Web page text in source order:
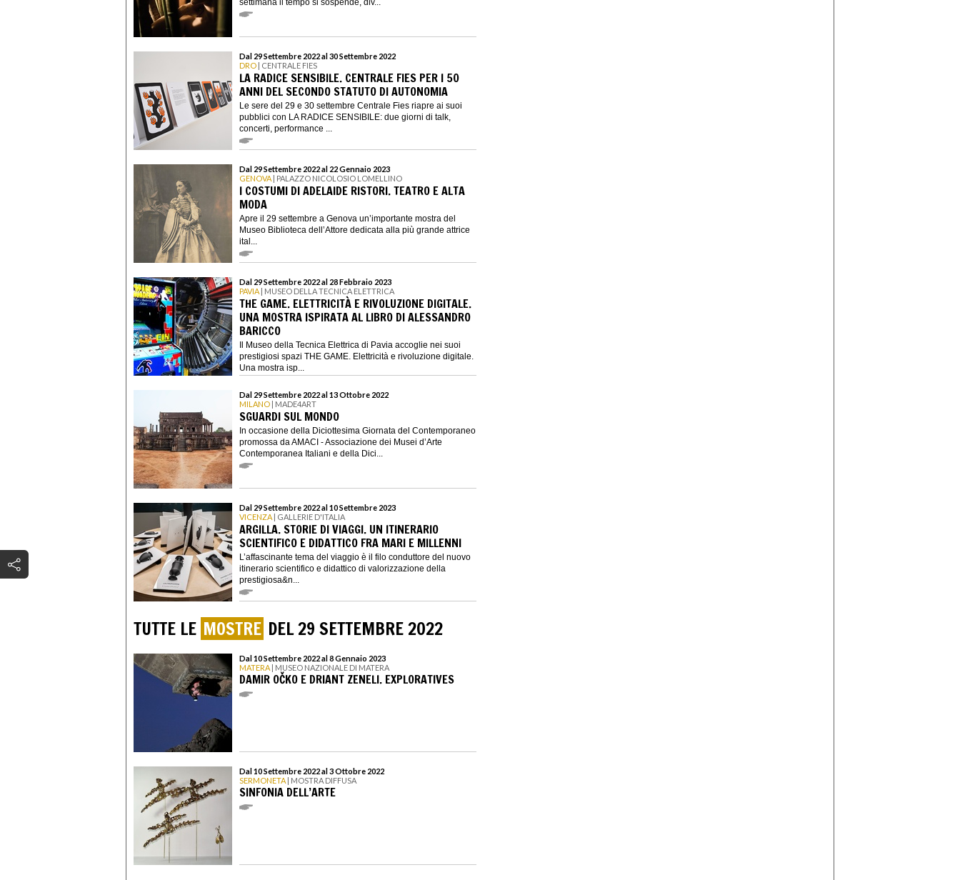
Dal 29 Settembre 2022 al 30 Settembre 2022
DRO | CENTRALE FIES
LA RADICE SENSIBILE. CENTRALE FIES PER I 50
ANNI DEL SECONDO STATUTO DI AUTONOMIA
Le sere del 29 e 30 settembre Centrale Fies riapre ai suoi
pubblici con LA RADICE SENSIBILE: due giorni di talk,
concerti, performance ...
Dal 29 Settembre 2022 al 22 Gennaio 2023
GENOVA | PALAZZO NICOLOSIO LOMELLINO
I COSTUMI DI ADELAIDE RISTORI. TEATRO E ALTA
MODA
Apre il 29 settembre a Genova un’importante mostra del
Museo Biblioteca dell’Attore dedicata alla più grande attrice
ital...
Dal 29 Settembre 2022 al 28 Febbraio 2023
PAVIA | MUSEO DELLA TECNICA ELETTRICA
THE GAME. ELETTRICITÀ E RIVOLUZIONE DIGITALE.
UNA MOSTRA ISPIRATA AL LIBRO DI ALESSANDRO
BARICCO
Il Museo della Tecnica Elettrica di Pavia accoglie nei suoi
prestigiosi spazi THE GAME. Elettricità e rivoluzione digitale.
Una mostra isp...
Dal 29 Settembre 2022 al 13 Ottobre 2022
MILANO | MADE4ART
SGUARDI SUL MONDO
In occasione della Diciottesima Giornata del Contemporaneo
promossa da AMACI - Associazione dei Musei d’Arte
Contemporanea Italiani e della Dici...
Dal 29 Settembre 2022 al 10 Settembre 2023
VICENZA | GALLERIE D'ITALIA
ARGILLA. STORIE DI VIAGGI. UN ITINERARIO
SCIENTIFICO E DIDATTICO FRA MARI E MILLENNI
L’affascinante tema del viaggio è il filo conduttore del nuovo
itinerario scientifico e didattico di valorizzazione della
prestigiosa&n...
TUTTE LE MOSTRE DEL 29 SETTEMBRE 2022
Dal 10 Settembre 2022 al 8 Gennaio 2023
MATERA | MUSEO NAZIONALE DI MATERA
DAMIR OČKO E DRIANT ZENELI. EXPLORATIVES
Dal 10 Settembre 2022 al 3 Ottobre 2022
SERMONETA | MOSTRA DIFFUSA
SINFONIA DELL’ARTE